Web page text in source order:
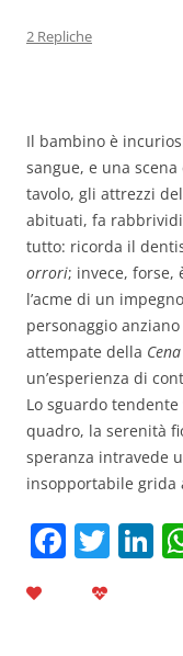
2 Repliche
Il bambino è
sangue, e una
tavolo, gli attrezzi
abituati, fa
tutto: ricorda il
orrori; invece, forse,
l’acme di un
personaggio
attempate della
un’esperienza di
Lo sguardo
quadro, la serenità
speranza intravede
insopportabile grida
F T Li